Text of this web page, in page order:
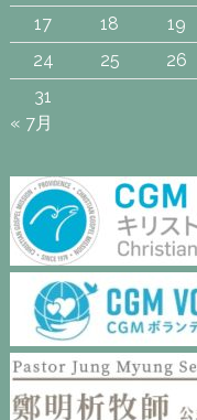
17
18 19
24
25 26
31
« 7月